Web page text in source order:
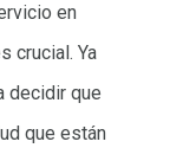
en
crucial. Ya
decidir que
que están